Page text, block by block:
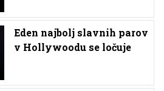
Eden najbolj slavnih parov
v Hollywoodu se ločuje